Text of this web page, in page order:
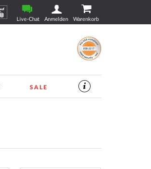
Live-Chat Anmelden Warenkorb
SALE
SERVICES
IM